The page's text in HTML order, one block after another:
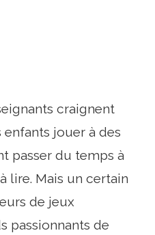
craignent
jouer à des
passer du temps à
lire. Mais un certain
de jeux
passionnants de